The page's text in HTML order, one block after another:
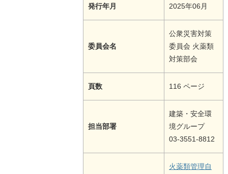
発行年月 2025年06月
委員会名
公衆災害対策
委員会 火薬類
対策部会
頁数 116 ページ
担当部署
建築・安全環
境グループ
03-3551-8812
火薬類管理自